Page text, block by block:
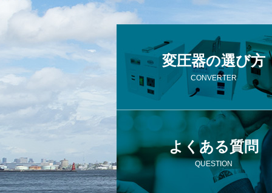
変圧器の選び方
CONVERTER
よくある質問
QUESTION